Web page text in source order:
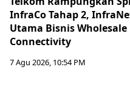
InfraCo Tahap 2,
Utama Bisnis Wholesale
Connectivity
7 Agu 2026, 10:54 PM